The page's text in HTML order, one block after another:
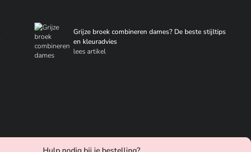
Grijze broek combineren dames? De beste stijltips
en kleuradvies
lees artikel